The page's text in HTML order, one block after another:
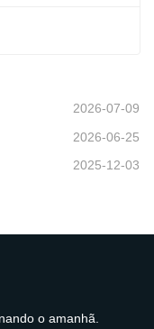
2026-07-09
2026-06-25
2025-12-03
o amanhã.